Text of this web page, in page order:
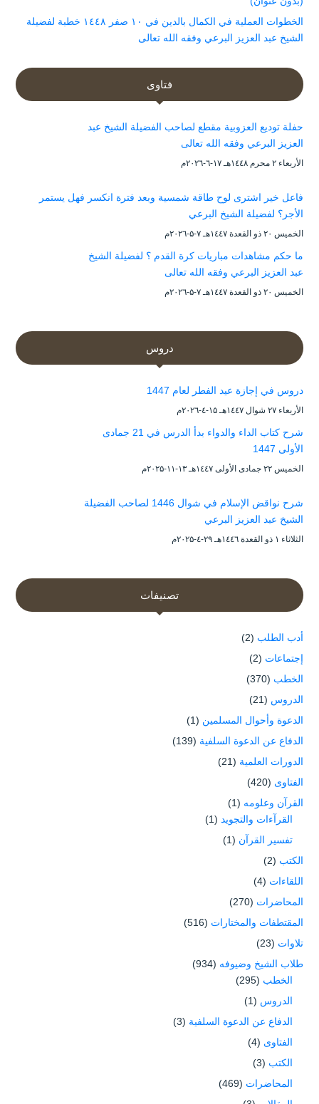
الخطوات العملية في الكمال بالدين في ١٠ صفر ١٤٤٨ خطبة لفضيلة
الشيخ عبد العزيز البرعي وفقه الله تعالى
فتاوى
حفلة توديع العزوبية مقطع لصاحب الفضيلة الشيخ عبد
العزيز البرعي وفقه الله تعالى
الأربعاء ۲ محرم ۱٤٤۸هـ ۱۷-٦-۲۰۲٦م
فاعل خير اشترى لوح طاقة شمسية وبعد فترة انكسر فهل يستمر
الأجر؟ لفضيلة الشيخ البرعي
الخميس ۲۰ ذو القعدة ۱٤٤۷هـ ۷-۵-۲۰۲٦م
ما حكم مشاهدات مباريات كرة القدم ؟ لفضيلة الشيخ
عبد العزيز البرعي وفقه الله تعالى
الخميس ۲۰ ذو القعدة ۱٤٤۷هـ ۷-۵-۲۰۲٦م
دروس
دروس في إجازة عيد الفطر لعام 1447
الأربعاء ۲۷ شوال ۱٤٤۷هـ ۱۵-٤-۲۰۲٦م
شرح كتاب الداء والدواء بدأ الدرس في 21 جمادى
الأولى 1447
الخميس ۲۲ جمادى الأولى ۱٤٤۷هـ ۱۳-۱۱-۲۰۲۵م
شرح نواقض الإسلام في شوال 1446 لصاحب الفضيلة
الشيخ عبد العزيز البرعي
الثلاثاء ۱ ذو القعدة ۱٤٤٦هـ ۲۹-٤-۲۰۲۵م
تصنيفات
أدب الطلب (2)
إجتماعات (2)
الخطب (370)
الدروس (21)
الدعوة وأحوال المسلمين (1)
الدفاع عن الدعوة السلفية (139)
الدورات العلمية (21)
الفتاوى (420)
القرآن وعلومه (1)
القرآءات والتجويد (1)
تفسير القرآن (1)
الكتب (2)
اللقاءات (4)
المحاضرات (270)
المقتطفات والمختارات (516)
تلاوات (23)
طلاب الشيخ وضيوفه (934)
الخطب (295)
الدروس (1)
الدفاع عن الدعوة السلفية (3)
الفتاوى (4)
الكتب (3)
المحاضرات (469)